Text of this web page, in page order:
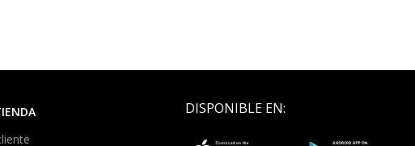
DISPONIBLE EN: